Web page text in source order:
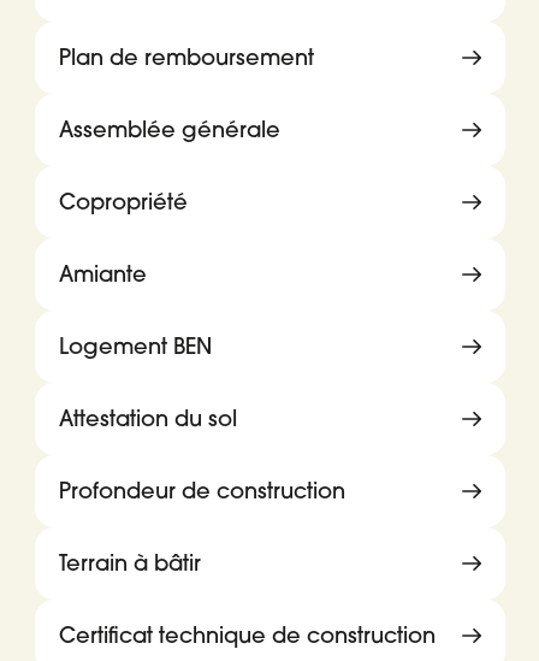
Plan de remboursement
Assemblée générale
Copropriété
Amiante
Logement BEN
Attestation du sol
Profondeur de construction
Terrain à bâtir
Certificat technique de construction